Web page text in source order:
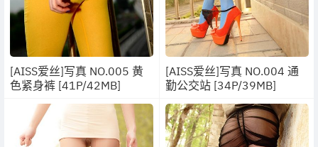
[AISS爱丝]写真 NO.005 黄
色紧身裤 [41P/42MB]
[AISS爱丝]写真 NO.004 通
勤公交站 [34P/39MB]